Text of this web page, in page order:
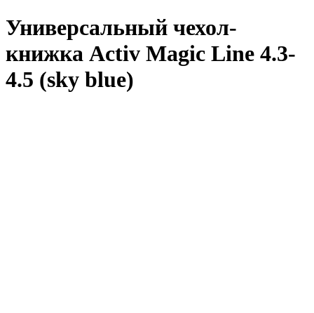
Универсальный чехол-
книжка Activ Magic Line 4.3-
4.5 (sky blue)